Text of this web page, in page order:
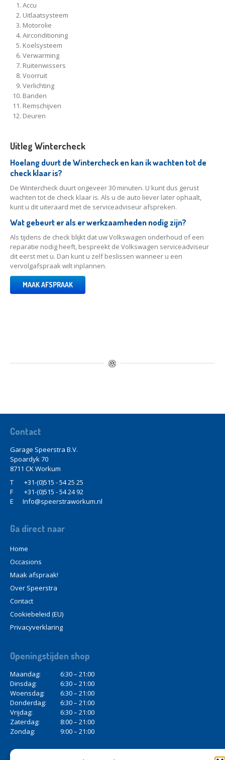
Accu
Uitlaatsysteem
Motorolie
Airconditioning
Koelsysteem
Verwarming
Ruitenwissers
Voorruit
Verlichting
Banden
Remschijven
Deuren
Uitleg Wintercheck
Hoelang duurt de Wintercheck en kan ik wachten tot de
check klaar is?
De Wintercheck duurt ongeveer 30 minuten. U kunt dus gerust
wachten tot de check klaar is. Als u de auto liever later ophaalt,
kunt u dit uiteraard met de serviceadviseur afspreken.
Wat gebeurt er als er werkzaamheden nodig zijn?
Als tijdens de check blijkt dat uw Volkswagen onderhoud of een
reparatie nodig heeft, bespreekt de Volkswagen serviceadviseur
dit eerst met u. Dan kunt u zelf beslissen wanneer u een
vervolgafspraak wilt inplannen.
MAAK AFSPRAAK
Contact
Garage Speerstra B.V.
Spoardyk 70
8711 CK Workum
T
+31-(0)515 - 54 25 25
F
+31-(0)515 - 54 24 92
E
Info@speerstraworkum.nl
Ga direct naar
Home
Occasions
Maak afspraak!
Over Speerstra
Contact
Cookiebeleid (EU)
Privacyverklaring
Openingstijden shop
Maandag:
6:30 – 21:00
Dinsdag:
6:30 – 21:00
Woensdag:
6:30 – 21:00
Donderdag:
6:30 – 21:00
Vrijdag:
6:30 – 21:00
Zaterdag:
8:00 – 21:00
Zondag:
9:00 – 21:00